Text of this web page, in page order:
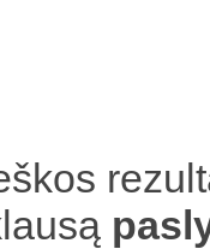
pasl